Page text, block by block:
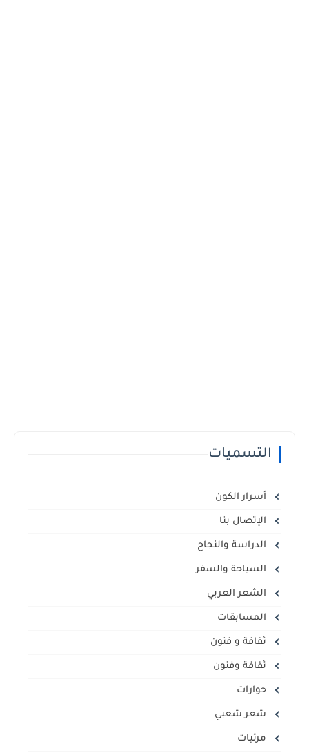
التسميات
أسرار الكون
الإتصال بنا
الدراسة والنجاح
السياحة والسفر
الشعر العربي
المسابقات
ثقافة و فنون
ثقافة وفنون
حوارات
شعر شعبي
مرئيات